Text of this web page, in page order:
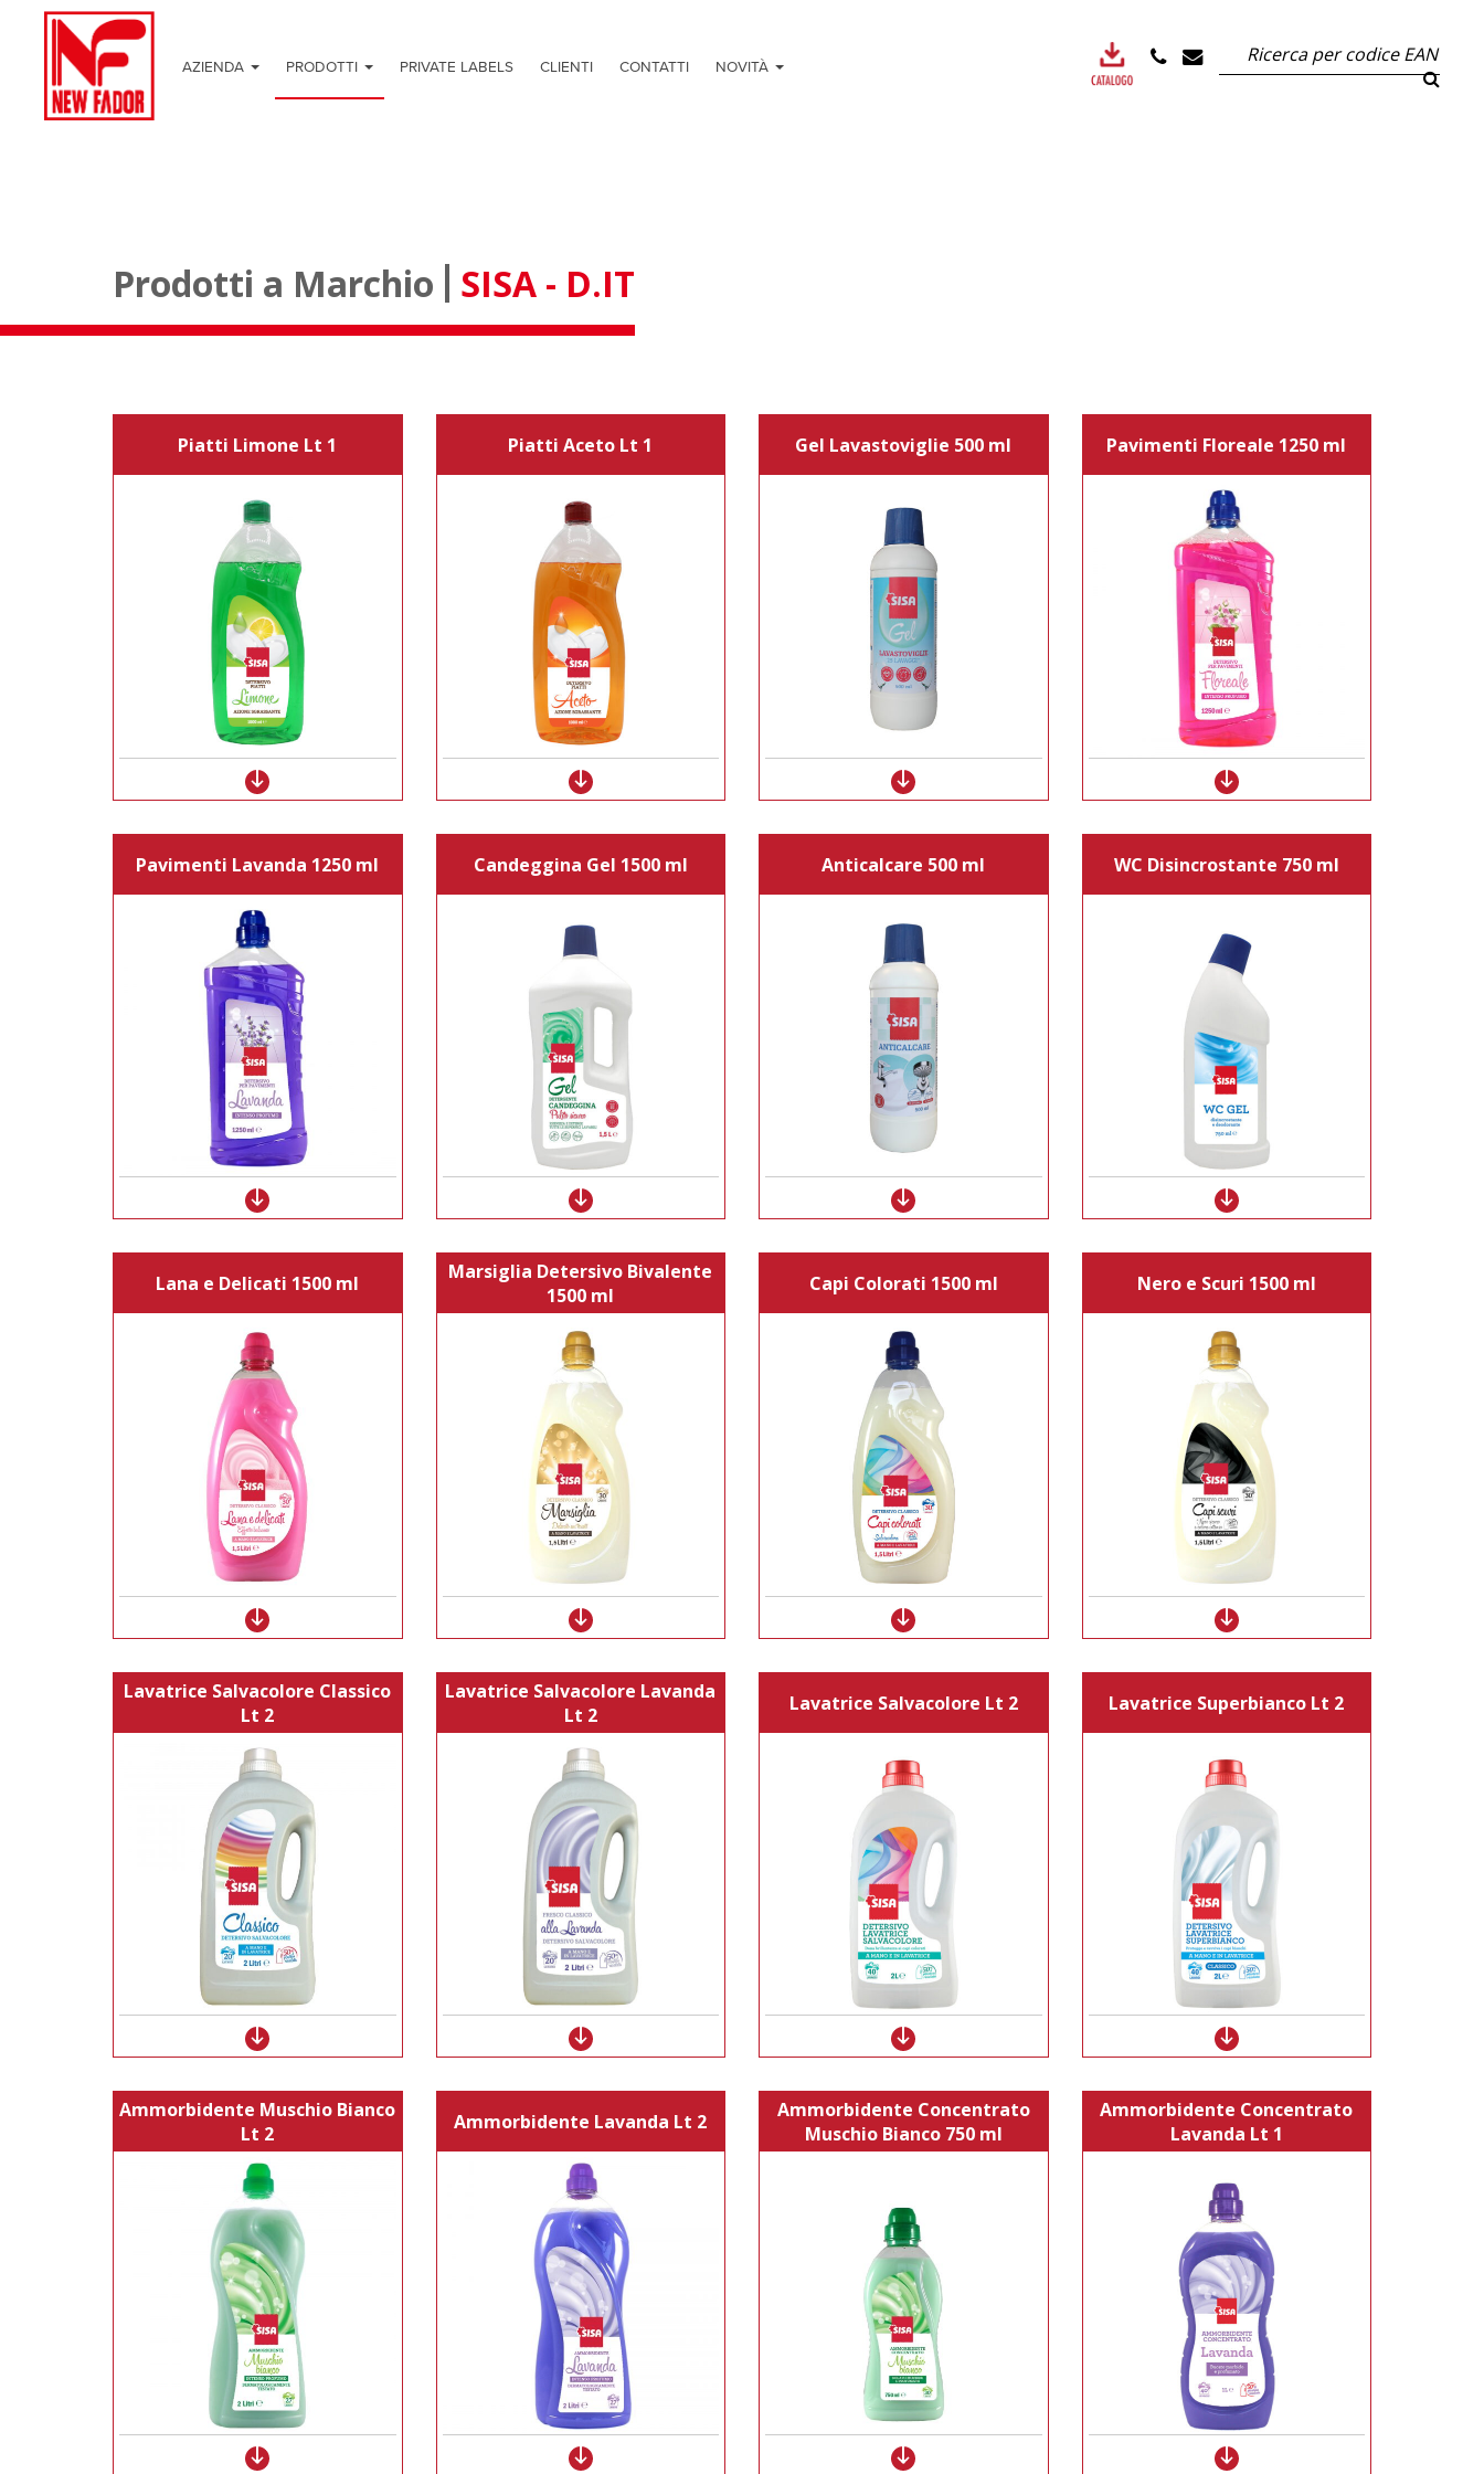
AZIENDA PRODOTTI PRIVATE LABELS CLIENTI CONTATTI NOVITÀ
Prodotti a Marchio SISA - D.IT
Piatti Limone Lt 1 Piatti Aceto Lt 1 Gel Lavastoviglie 500 ml Pavimenti Floreale 1250 ml
Pavimenti Lavanda 1250 ml Candeggina Gel 1500 ml Anticalcare 500 ml WC Disincrostante 750 ml
Lana e Delicati 1500 ml
Marsiglia Detersivo Bivalente
1500 ml
Capi Colorati 1500 ml Nero e Scuri 1500 ml
Lavatrice Salvacolore Classico
Lt 2
Lavatrice Salvacolore Lavanda
Lt 2
Lavatrice Salvacolore Lt 2 Lavatrice Superbianco Lt 2
Ammorbidente Muschio Bianco
Lt 2
Ammorbidente Lavanda Lt 2
Ammorbidente Concentrato
Muschio Bianco 750 ml
Ammorbidente Concentrato
Lavanda Lt 1